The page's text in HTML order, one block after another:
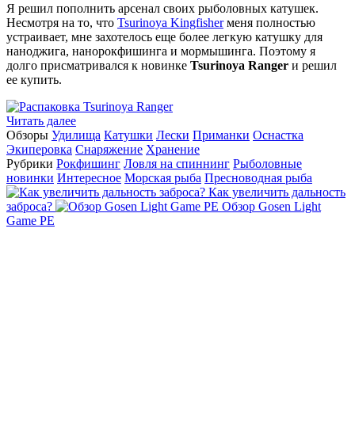
Я решил пополнить арсенал своих рыболовных катушек.
Несмотря на то, что Tsurinoya Kingfisherменя полностью
устраивает, мне захотелось еще более легкую катушку для
наноджига, нанорокфишинга и мормышинга. Поэтому я
долго присматривался к новинке Tsurinoya Ranger и решил
ее купить.
Читать далее
Обзоры Удилища Катушки Лески Приманки Оснастка
Экиперовка Снаряжение Хранение
Рубрики Рокфишинг Ловля на спиннинг Рыболовные
новинки Интересное Морская рыба Пресноводная рыба
Как увеличить дальность
заброса?
Обзор Gosen Light
Game PE